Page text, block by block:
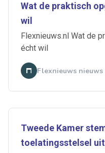
Wat de praktisch
wil
Flexnieuws.nl Wat de
écht wil
Flexnieuws nieuws
Tweede Kamer
toelatingsstelsel